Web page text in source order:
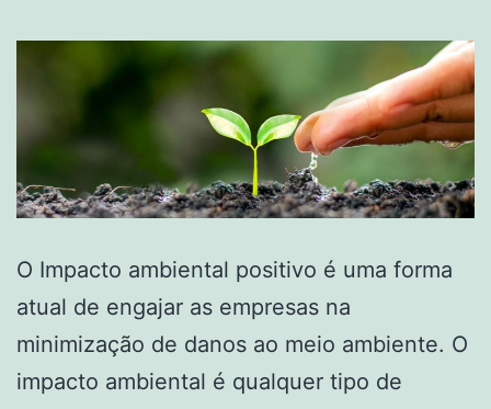
O Impacto ambiental positivo é uma forma
atual de engajar as empresas na
minimização de danos ao meio ambiente. O
impacto ambiental é qualquer tipo de